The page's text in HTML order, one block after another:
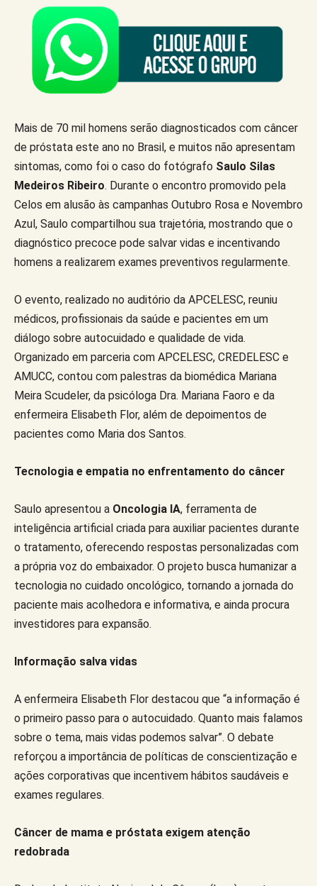
Mais de 70 mil homens serão diagnosticados com câncer
de próstata este ano no Brasil, e muitos não apresentam
sintomas, como foi o caso do fotógrafo Saulo Silas
Medeiros Ribeiro. Durante o encontro promovido pela
Celos em alusão às campanhas Outubro Rosa e Novembro
Azul, Saulo compartilhou sua trajetória, mostrando que o
diagnóstico precoce pode salvar vidas e incentivando
homens a realizarem exames preventivos regularmente.
O evento, realizado no auditório da APCELESC, reuniu
médicos, profissionais da saúde e pacientes em um
diálogo sobre autocuidado e qualidade de vida.
Organizado em parceria com APCELESC, CREDELESC e
AMUCC, contou com palestras da biomédica Mariana
Meira Scudeler, da psicóloga Dra. Mariana Faoro e da
enfermeira Elisabeth Flor, além de depoimentos de
pacientes como Maria dos Santos.
Tecnologia e empatia no enfrentamento do câncer
Saulo apresentou a Oncologia IA, ferramenta de
inteligência artificial criada para auxiliar pacientes durante
o tratamento, oferecendo respostas personalizadas com
a própria voz do embaixador. O projeto busca humanizar a
tecnologia no cuidado oncológico, tornando a jornada do
paciente mais acolhedora e informativa, e ainda procura
investidores para expansão.
Informação salva vidas
A enfermeira Elisabeth Flor destacou que “a informação é
o primeiro passo para o autocuidado. Quanto mais falamos
sobre o tema, mais vidas podemos salvar”. O debate
reforçou a importância de políticas de conscientização e
ações corporativas que incentivem hábitos saudáveis e
exames regulares.
Câncer de mama e próstata exigem atenção
redobrada